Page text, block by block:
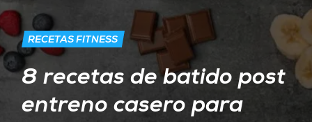
RECETAS FITNESS
8 recetas de batido post
entreno casero para